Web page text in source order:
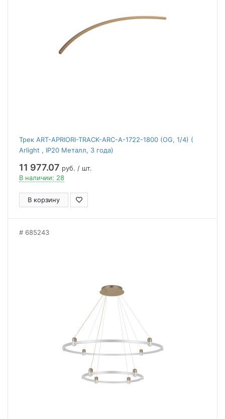
Трек ART-APRIORI-TRACK-ARC-A-1722-1800 (OG, 1/4) (
Arlight , IP20 Металл, 3 года)
11 977.07 руб. / шт.
В наличии: 28
В корзину
685243